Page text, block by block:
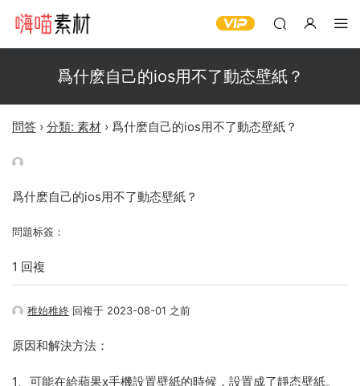
爲什麽自己的ios用不了動态壁紙？
問答 › 分類: 素材 › 爲什麽自己的ios用不了動态壁紙？
爲什麽自己的ios用不了動态壁紙？
問題标簽：
1 回複
稚始稚終 回複于 2023-08-01 之前
原因和解決方法：
1、可能在給蘋果x手機設置壁紙的時候，設置成了靜态壁紙。